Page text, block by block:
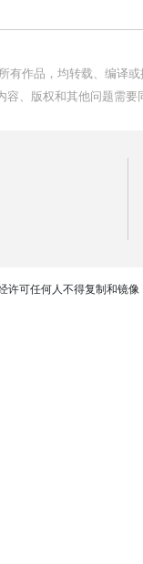
有作品，均转载、编译
、版权和其他问题需
许可任何人不得复制和镜